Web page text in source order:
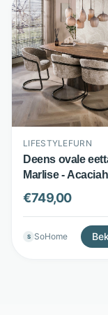
LIFESTYLEFURN
Deens ovale
Marlise -
215 x 105 cm -
LifestyleFurn
€749,00
S SoHome